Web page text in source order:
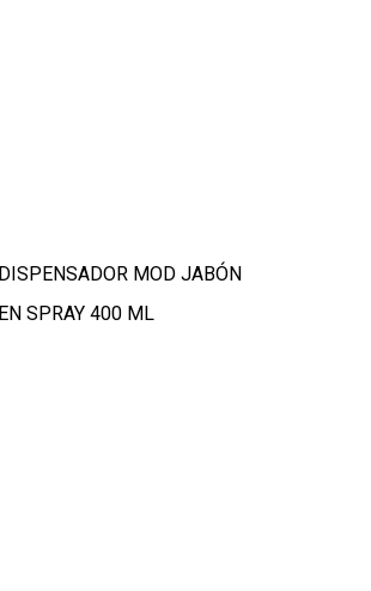
DISPENSADOR MOD JABÓN
EN SPRAY 400 ML